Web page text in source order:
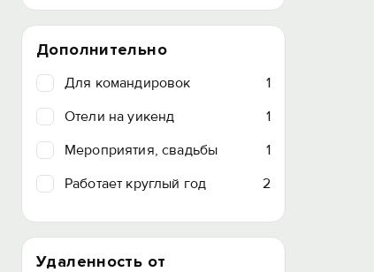
Дополнительно
Для командировок
1
Отели на уикенд
1
Мероприятия, свадьбы
1
Работает круглый год
2
Удаленность от